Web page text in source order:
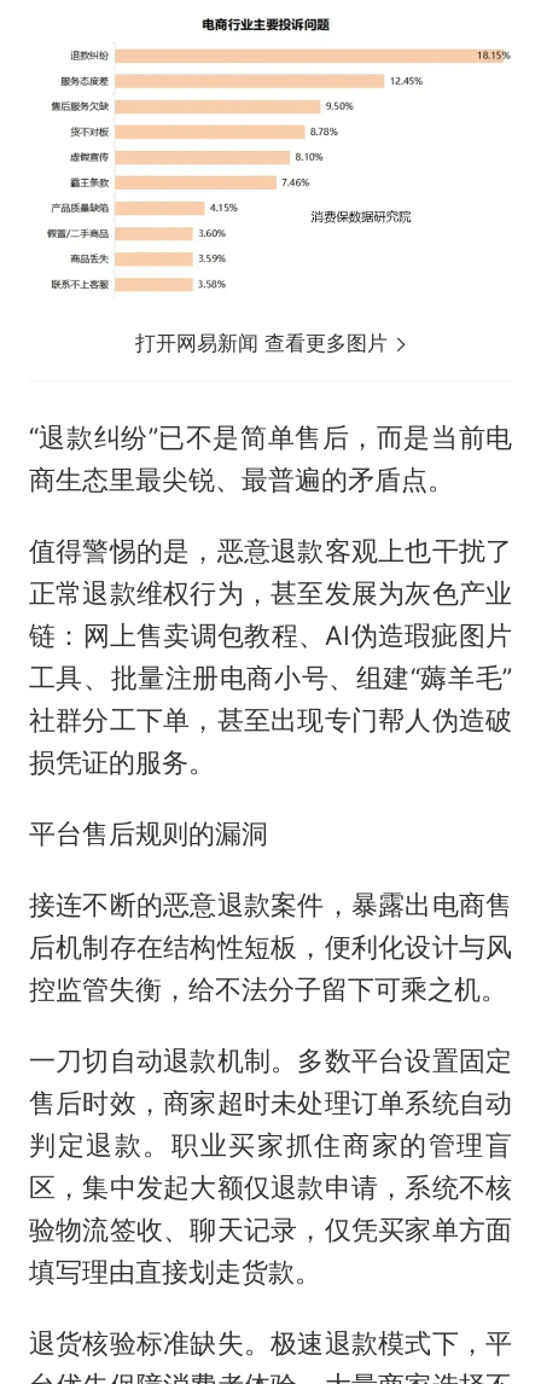
打开网易新闻 查看更多图片
“退款纠纷”已不是简单售后，而是当前电
商生态里最尖锐、最普遍的矛盾点。
值得警惕的是，恶意退款客观上也干扰了
正常退款维权行为，甚至发展为灰色产业
链：网上售卖调包教程、AI伪造瑕疵图片
工具、批量注册电商小号、组建“薅羊毛”
社群分工下单，甚至出现专门帮人伪造破
损凭证的服务。
平台售后规则的漏洞
接连不断的恶意退款案件，暴露出电商售
后机制存在结构性短板，便利化设计与风
控监管失衡，给不法分子留下可乘之机。
一刀切自动退款机制。多数平台设置固定
售后时效，商家超时未处理订单系统自动
判定退款。职业买家抓住商家的管理盲
区，集中发起大额仅退款申请，系统不核
验物流签收、聊天记录，仅凭买家单方面
填写理由直接划走货款。
退货核验标准缺失。极速退款模式下，平